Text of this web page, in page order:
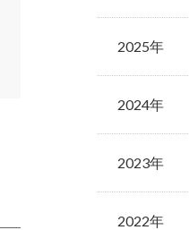
2025年
2024年
2023年
2022年